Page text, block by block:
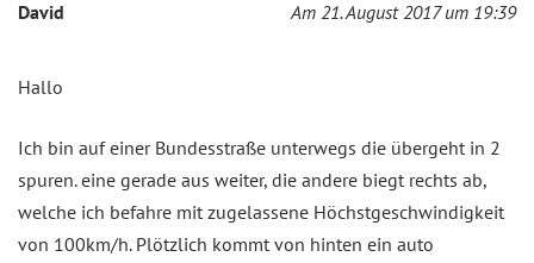
David Am 21. August 2017 um 19:39
Hallo
Ich bin auf einer Bundesstraße unterwegs die übergeht in 2
spuren. eine gerade aus weiter, die andere biegt rechts ab,
welche ich befahre mit zugelassene Höchstgeschwindigkeit
von 100km/h. Plötzlich kommt von hinten ein auto